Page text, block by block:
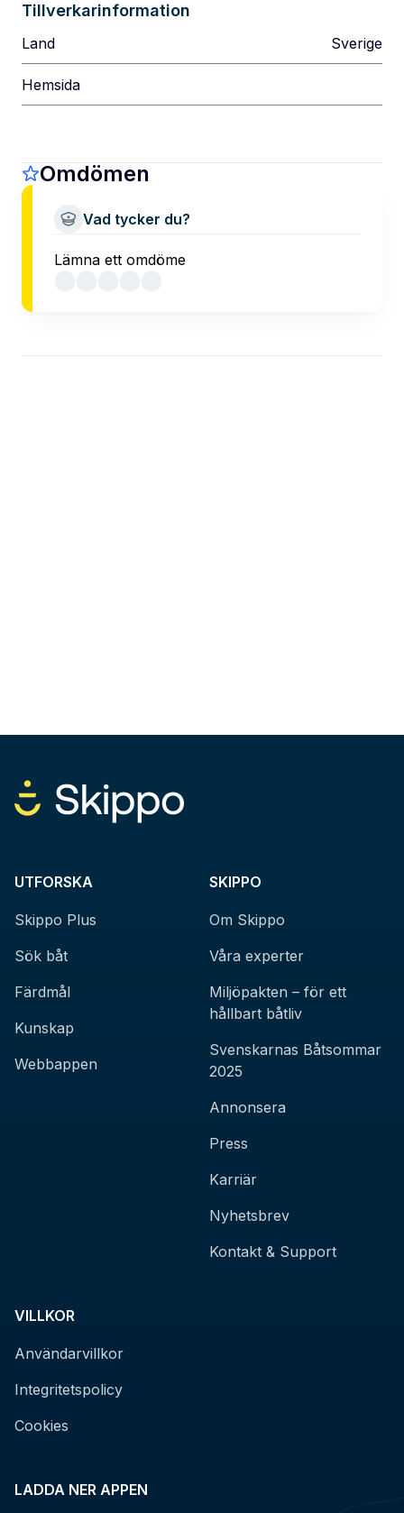
Tillverkarinformation
Land Sverige
Hemsida
Omdömen
Vad tycker du?
Lämna ett omdöme
LADDA NER APPEN
UTFORSKA
Skippo Plus
Sök båt
Färdmål
Kunskap
Webbappen
SKIPPO
Om Skippo
Våra experter
Miljöpakten – för ett
hållbart båtliv
Svenskarnas Båtsommar
2025
Annonsera
Press
Karriär
Nyhetsbrev
Kontakt & Support
VILLKOR
Användarvillkor
Integritetspolicy
Cookies